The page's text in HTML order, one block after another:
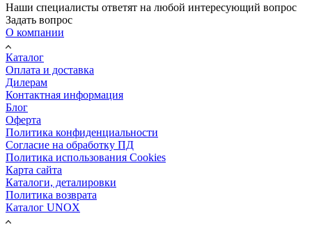
Наши специалисты ответят на любой интересующий вопрос
Задать вопрос
О компании
Каталог
Оплата и доставка
Дилерам
Контактная информация
Блог
Оферта
Политика конфиденциальности
Согласие на обработку ПД
Политика использования Cookies
Карта сайта
Каталоги, деталировки
Политика возврата
Каталог UNOX